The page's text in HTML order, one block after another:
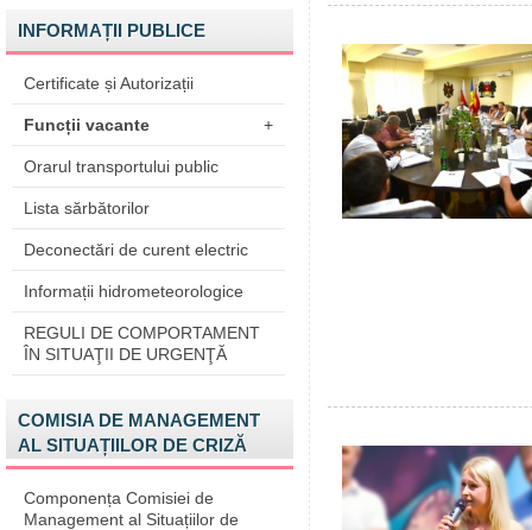
INFORMAȚII PUBLICE
Certificate și Autorizații
Funcții vacante +
Orarul transportului public
Lista sărbătorilor
Deconectări de curent electric
Informații hidrometeorologice
REGULI DE COMPORTAMENT
ÎN SITUAŢII DE URGENŢĂ
COMISIA DE MANAGEMENT
AL SITUAȚIILOR DE CRIZĂ
Componența Comisiei de
Management al Situațiilor de